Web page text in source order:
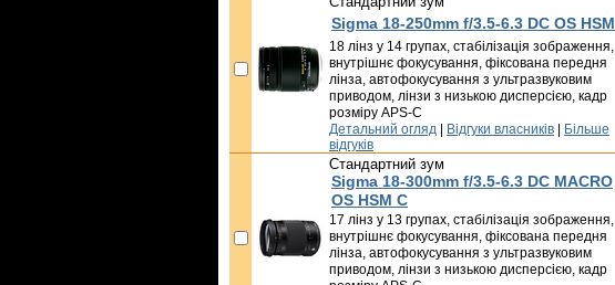
Sigma 18-250mm f/3.5-6.3 DC OS HSM
18 лінз у 14 групах, стабілізація зображення,
внутрішнє фокусування, фіксована передня
лінза, автофокусування з ультразвуковим
приводом, лінзи з низькою дисперсією, кадр
розміру APS-C
Детальний огляд Відгуки власників
Більше
відгуків
Стандартний зум
Sigma 18-300mm f/3.5-6.3 DC MACRO
OS HSM C
17 лінз у 13 групах, стабілізація зображення,
внутрішнє фокусування, фіксована передня
лінза, автофокусування з ультразвуковим
приводом, лінзи з низькою дисперсією, кадр